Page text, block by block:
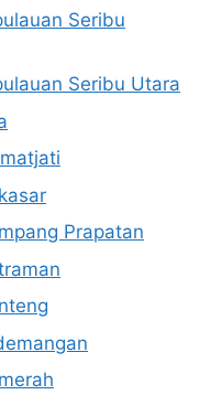
Seribu
Seribu Utara
Prapatan